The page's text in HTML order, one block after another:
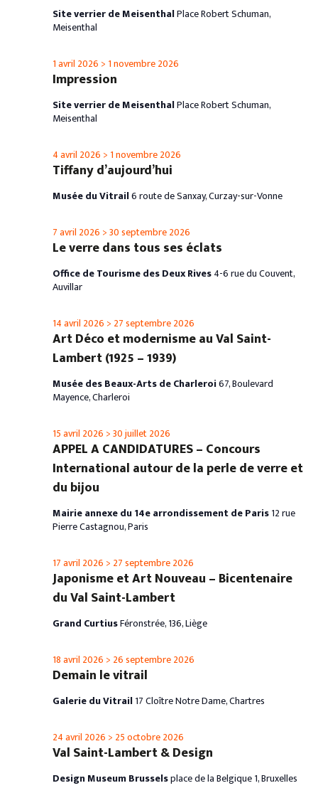
Site verrier de MeisenthalPlace Robert Schuman,
Meisenthal
Impression
1 avril 2026 > 1 novembre 2026
Site verrier de MeisenthalPlace Robert Schuman,
Meisenthal
Tiffany d’aujourd’hui
4 avril 2026 > 1 novembre 2026
Musée du Vitrail6 route de Sanxay, Curzay-sur-Vonne
Le verre dans tous ses éclats
7 avril 2026 >30 septembre 2026
Office de Tourisme des Deux Rives4-6 rue du Couvent,
Auvillar
Art Déco et modernisme au Val Saint-
Lambert (1925 – 1939)
14 avril 2026 > 27 septembre 2026
Musée des Beaux-Arts de Charleroi67, Boulevard
Mayence, Charleroi
APPEL A CANDIDATURES – Concours
International autour de la perle de verre et
du bijou
15 avril 2026 >30 juillet 2026
Mairie annexe du 14e arrondissement de Paris12 rue
Pierre Castagnou, Paris
Japonisme et Art Nouveau – Bicentenaire
du Val Saint-Lambert
17 avril 2026 > 27 septembre 2026
Grand CurtiusFéronstrée, 136, Liège
Demain le vitrail
18 avril 2026 > 26 septembre 2026
Galerie du Vitrail17 Cloître Notre Dame, Chartres
Val Saint-Lambert & Design
24 avril 2026 > 25 octobre 2026
Design Museum Brusselsplace de la Belgique 1, Bruxelles